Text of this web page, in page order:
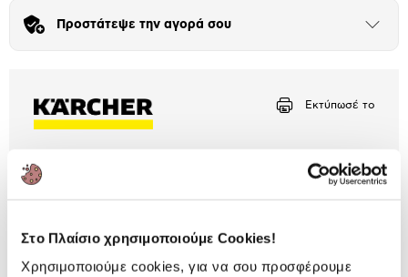
Στο Πλαίσιο χρησιμοποιούμε Cookies!
Χρησιμοποιούμε cookies, για να σου προσφέρουμε
Προστάτεψε την αγορά σου
Άνοιξε
Εκτύπωσέ το
Περιγραφή
πέρας κάθε δύσκολη αποστολή καθαρισμού!